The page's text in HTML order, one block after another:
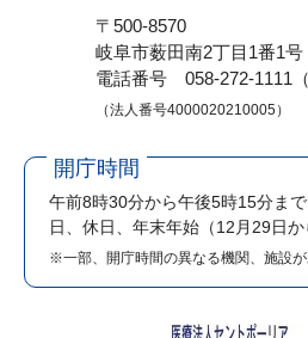
〒500-8570
岐阜市薮田南2丁目1番1号
電話番号 058-272-1111（
（法人番号4000020210005）
開庁時間
午前8時30分から午後5時15分まで
日、休日、年末年始（12月29日か
※一部、開庁時間の異なる機関、施設が